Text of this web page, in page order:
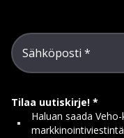
Sähköposti
Tilaa uutiskirje!
Haluan saada